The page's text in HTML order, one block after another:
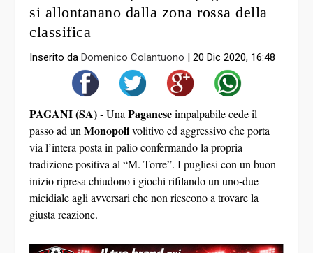
si allontanano dalla zona rossa della
classifica
Inserito daDomenico Colantuono |20 Dic 2020, 16:48
PAGANI (SA) -UnaPaganeseimpalpabile cede il
passo ad unMonopolivolitivo ed aggressivo che porta
via l’intera posta in palio confermando la propria
tradizione positiva al “M. Torre”. I pugliesi con un buon
inizio ripresa chiudono i giochi rifilando un uno-due
micidiale agli avversari che non riescono a trovare la
giusta reazione.